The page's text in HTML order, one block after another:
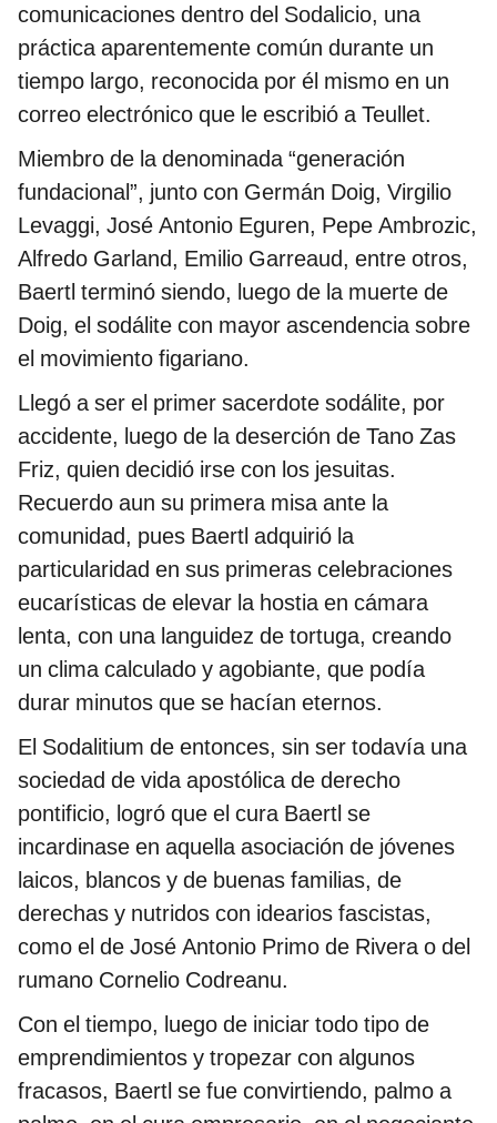
comunicaciones dentro del Sodalicio, una
práctica aparentemente común durante un
tiempo largo, reconocida por él mismo en un
correo electrónico que le escribió a Teullet.
Miembro de la denominada “generación
fundacional”, junto con Germán Doig, Virgilio
Levaggi, José Antonio Eguren, Pepe Ambrozic,
Alfredo Garland, Emilio Garreaud, entre otros,
Baertl terminó siendo, luego de la muerte de
Doig, el sodálite con mayor ascendencia sobre
el movimiento figariano.
Llegó a ser el primer sacerdote sodálite, por
accidente, luego de la deserción de Tano Zas
Friz, quien decidió irse con los jesuitas.
Recuerdo aun su primera misa ante la
comunidad, pues Baertl adquirió la
particularidad en sus primeras celebraciones
eucarísticas de elevar la hostia en cámara
lenta, con una languidez de tortuga, creando
un clima calculado y agobiante, que podía
durar minutos que se hacían eternos.
El Sodalitium de entonces, sin ser todavía una
sociedad de vida apostólica de derecho
pontificio, logró que el cura Baertl se
incardinase en aquella asociación de jóvenes
laicos, blancos y de buenas familias, de
derechas y nutridos con idearios fascistas,
como el de José Antonio Primo de Rivera o del
rumano Cornelio Codreanu.
Con el tiempo, luego de iniciar todo tipo de
emprendimientos y tropezar con algunos
fracasos, Baertl se fue convirtiendo, palmo a